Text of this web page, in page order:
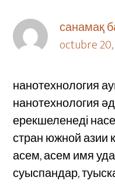
санамақ
octubre
нанотехнология
нанотехнология
ерекшеленеді
стран южной азии
асем, асем имя
суыспандар,